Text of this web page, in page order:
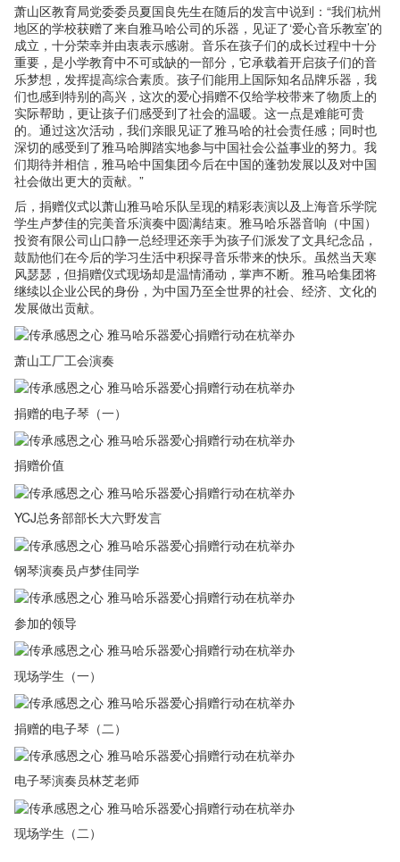
萧山区教育局党委委员夏国良先生在随后的发言中说到：“我们杭州
地区的学校获赠了来自雅马哈公司的乐器，见证了‘爱心音乐教室’的
成立，十分荣幸并由衷表示感谢。音乐在孩子们的成长过程中十分
重要，是小学教育中不可或缺的一部分，它承载着开启孩子们的音
乐梦想，发挥提高综合素质。孩子们能用上国际知名品牌乐器，我
们也感到特别的高兴，这次的爱心捐赠不仅给学校带来了物质上的
实际帮助，更让孩子们感受到了社会的温暖。这一点是难能可贵
的。通过这次活动，我们亲眼见证了雅马哈的社会责任感；同时也
深切的感受到了雅马哈脚踏实地参与中国社会公益事业的努力。我
们期待并相信，雅马哈中国集团今后在中国的蓬勃发展以及对中国
社会做出更大的贡献。”
后，捐赠仪式以萧山雅马哈乐队呈现的精彩表演以及上海音乐学院
学生卢梦佳的完美音乐演奏中圆满结束。雅马哈乐器音响（中国）
投资有限公司山口静一总经理还亲手为孩子们派发了文具纪念品，
鼓励他们在今后的学习生活中积探寻音乐带来的快乐。虽然当天寒
风瑟瑟，但捐赠仪式现场却是温情涌动，掌声不断。雅马哈集团将
继续以企业公民的身份，为中国乃至全世界的社会、经济、文化的
发展做出贡献。
萧山工厂工会演奏
捐赠的电子琴（一）
捐赠价值
YCJ总务部部长大六野发言
钢琴演奏员卢梦佳同学
参加的领导
现场学生（一）
捐赠的电子琴（二）
电子琴演奏员林芝老师
现场学生（二）